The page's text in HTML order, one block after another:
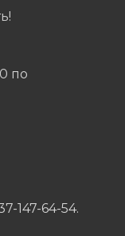
по
147-64-54.